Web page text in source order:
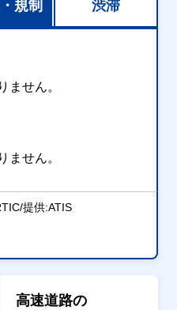
規制 渋滞
ません。
ません。
提供:ATIS
高速道路の